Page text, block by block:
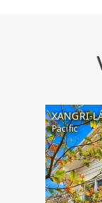
XANGRI-
Pacific